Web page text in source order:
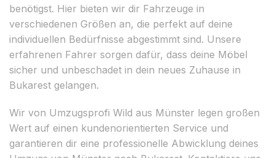
benötigst. Hier bieten wir dir Fahrzeuge in
verschiedenen Größen an, die perfekt auf deine
individuellen Bedürfnisse abgestimmt sind. Unsere
erfahrenen Fahrer sorgen dafür, dass deine Möbel
sicher und unbeschadet in dein neues Zuhause in
Bukarest gelangen.
Wir von Umzugsprofi Wild aus Münster legen großen
Wert auf einen kundenorientierten Service und
garantieren dir eine professionelle Abwicklung deines